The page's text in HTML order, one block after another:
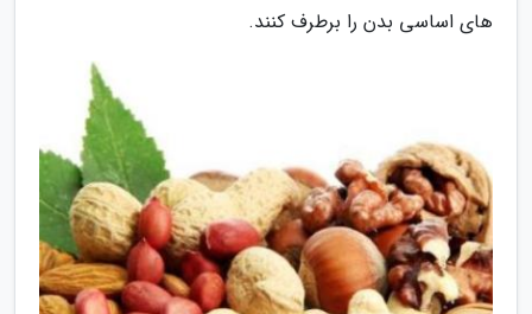
های اساسی بدن را برطرف کنند.